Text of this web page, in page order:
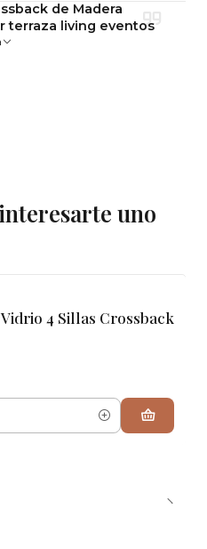
de Madera
terraza living eventos
uno
4 Sillas Crossback